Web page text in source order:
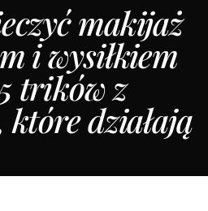
makijaż
i wysiłkiem
trików z
działają